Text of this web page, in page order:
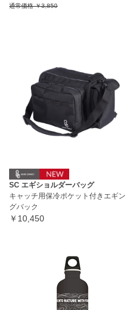
通常価格￥3,850
SC エギショルダーバッグ
キャッチ用保冷ポケット付きエギン
グバック
￥10,450